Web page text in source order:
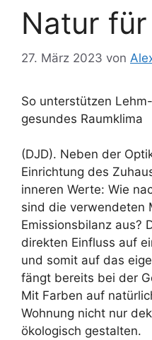
Natur
27. März 2023 von
So unterstützen
gesundes Raumklima
(DJD). Neben der
Einrichtung des
inneren Werte: Wie
sind die verwendeten
Emissionsbilanz aus?
direkten Einfluss auf
und somit auf das
fängt bereits bei der
Mit Farben auf
Wohnung nicht nur
ökologisch gestalten.